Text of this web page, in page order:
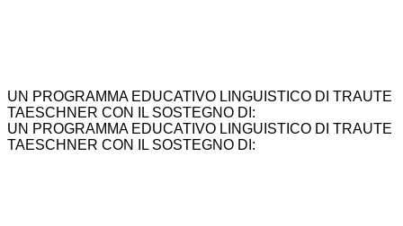
UN PROGRAMMA EDUCATIVO LINGUISTICO DI TRAUTE
TAESCHNER CON IL SOSTEGNO DI:
UN PROGRAMMA EDUCATIVO LINGUISTICO DI TRAUTE
TAESCHNER CON IL SOSTEGNO DI: